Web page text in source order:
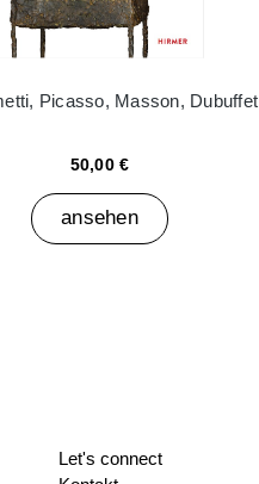
Picasso, Masson, Dubuffet
50,00 €
ansehen
Let's connect